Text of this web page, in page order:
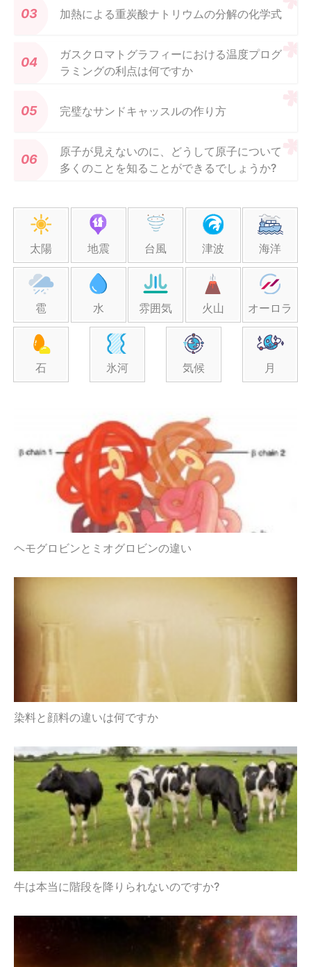
加熱による重炭酸ナトリウムの分解の化学式
ガスクロマトグラフィーにおける温度プログ
ラミングの利点は何ですか
完璧なサンドキャッスルの作り方
原子が見えないのに、どうして原子について
多くのことを知ることができるでしょうか?
太陽 地震 台風 津波 海洋
雹 水 雰囲気 火山 オーロラ
石 氷河 気候 月
ヘモグロビンとミオグロビンの違い
染料と顔料の違いは何ですか
牛は本当に階段を降りられないのですか?